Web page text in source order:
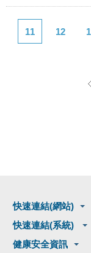
11 12
快速連結(網站)
快速連結(系統)
健康安全資訊